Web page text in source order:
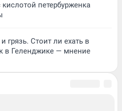
петербурженка
грязь. Стоит ли ехать в
в Геленджике — мнение